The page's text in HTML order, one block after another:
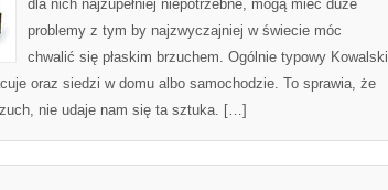
dla nich najzupełniej niepotrzebne, mogą mieć duże
problemy z tym by najzwyczajniej w świecie móc
chwalić się płaskim brzuchem. Ogólnie typowy Kowalski
oraz siedzi w domu albo samochodzie. To sprawia, że
nie udaje nam się ta sztuka. […]